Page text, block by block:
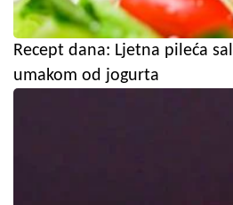
Recept dana: Ljetna pileća
umakom od jogurta